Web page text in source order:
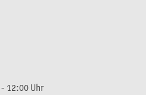
- 12:00 Uhr